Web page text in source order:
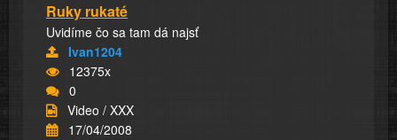
Ruky rukaté
Uvidíme čo sa tam dá najsť
Ivan1204
12375x
0
Video / XXX
17/04/2008